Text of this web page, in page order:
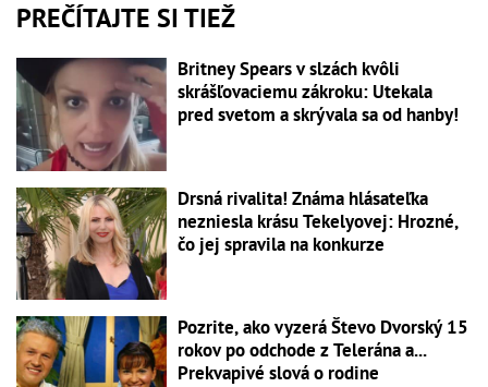
PREČÍTAJTE SI TIEŽ
Britney Spears v slzách kvôli
skrášľovaciemu zákroku: Utekala
pred svetom a skrývala sa od hanby!
Drsná rivalita! Známa hlásateľka
nezniesla krásu Tekelyovej: Hrozné,
čo jej spravila na konkurze
Pozrite, ako vyzerá Števo Dvorský 15
rokov po odchode z Telerána a...
Prekvapivé slová o rodine